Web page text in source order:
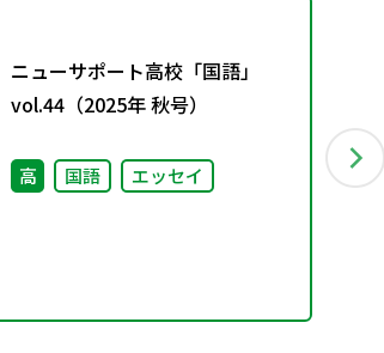
ニューサポート高校「国語」
vol.44（2025年 秋号）
高 国語 エッセイ